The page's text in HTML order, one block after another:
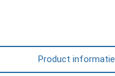
Product informatie